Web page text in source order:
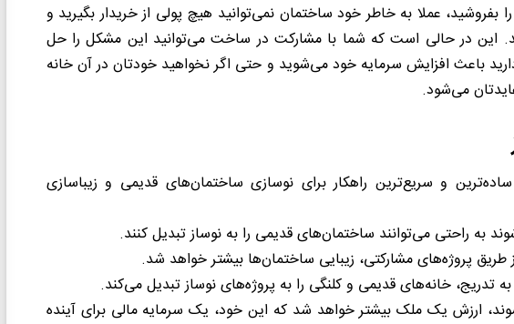
عملا به خاطر خود ساختمان نمی‌توانید هیچ پولی از خریدار بگیرید و
این در حالی است که شما با مشارکت در ساخت می‌توانید این مشکل را حل
باعث افزایش سرمایه خود می‌شوید و حتی اگر نخواهید خودتان در آن خانه
می‌شود.
و سریع‌ترین راهکار برای نوسازی ساختمان‌های قدیمی و زیباسازی
به راحتی می‌توانند ساختمان‌های قدیمی را به نوساز تبدیل کنند.
پروژه‌های مشارکتی، زیبایی ساختمان‌ها بیشتر خواهد شد.
تدریج، خانه‌های قدیمی و کلنگی را به پروژه‌های نوساز تبدیل می‌کند.
ارزش یک ملک بیشتر خواهد شد که این خود، یک سرمایه مالی برای آینده